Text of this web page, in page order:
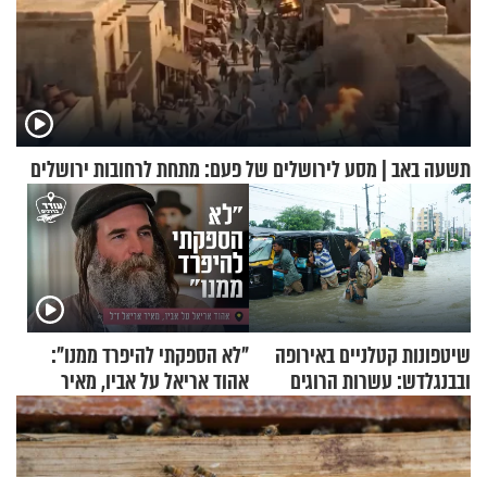
תשעה באב | מסע לירושלים של פעם: מתחת לרחובות ירושלים
שיטפונות קטלניים באירופה
ובבנגלדש: עשרות הרוגים
ומיליון נפגעים
"לא הספקתי להיפרד ממנו":
אהוד אריאל על אביו, מאיר
אריאל ז"ל